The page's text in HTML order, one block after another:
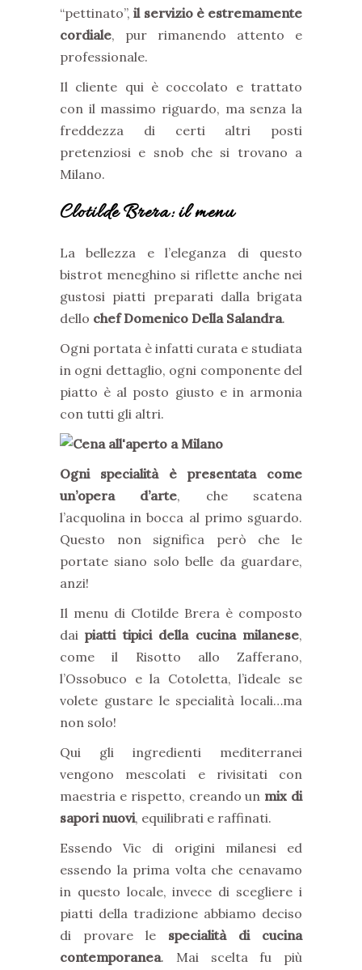
“pettinato”,il servizio è estremamente
cordiale, pur rimanendo attento e
professionale.
Il cliente qui è coccolato e trattato
con il massimo riguardo, ma senza la
freddezza di certi altri posti
pretenziosi e snob che si trovano a
Milano.
Clotilde Brera: il menu
La bellezza e l’eleganza di questo
bistrot meneghino si riflette anche nei
gustosi piatti preparati dalla brigata
dello chef Domenico Della Salandra.
Ogni portata è infatti curata e studiata
in ogni dettaglio, ogni componente del
piatto è al posto giusto e in armonia
con tutti gli altri.
Ogni specialità è presentata come
un’opera d’arte, che scatena
l’acquolina in bocca al primo sguardo.
Questo non significa però che le
portate siano solo belle da guardare,
anzi!
Il menu di Clotilde Brera è composto
daipiatti tipici della cucina milanese,
come il Risotto allo Zafferano,
l’Ossobuco e la Cotoletta, l’ideale se
volete gustare le specialità locali…ma
non solo!
Qui gli ingredienti mediterranei
vengono mescolati e rivisitati con
maestria e rispetto, creando un mix di
sapori nuovi, equilibrati e raffinati.
Essendo Vic di origini milanesi ed
essendo la prima volta che cenavamo
in questo locale, invece di scegliere i
piatti della tradizione abbiamo deciso
di provare le specialità di cucina
contemporanea. Mai scelta fu più